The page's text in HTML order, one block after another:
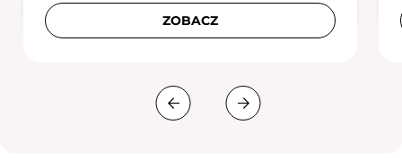
ZOBACZ